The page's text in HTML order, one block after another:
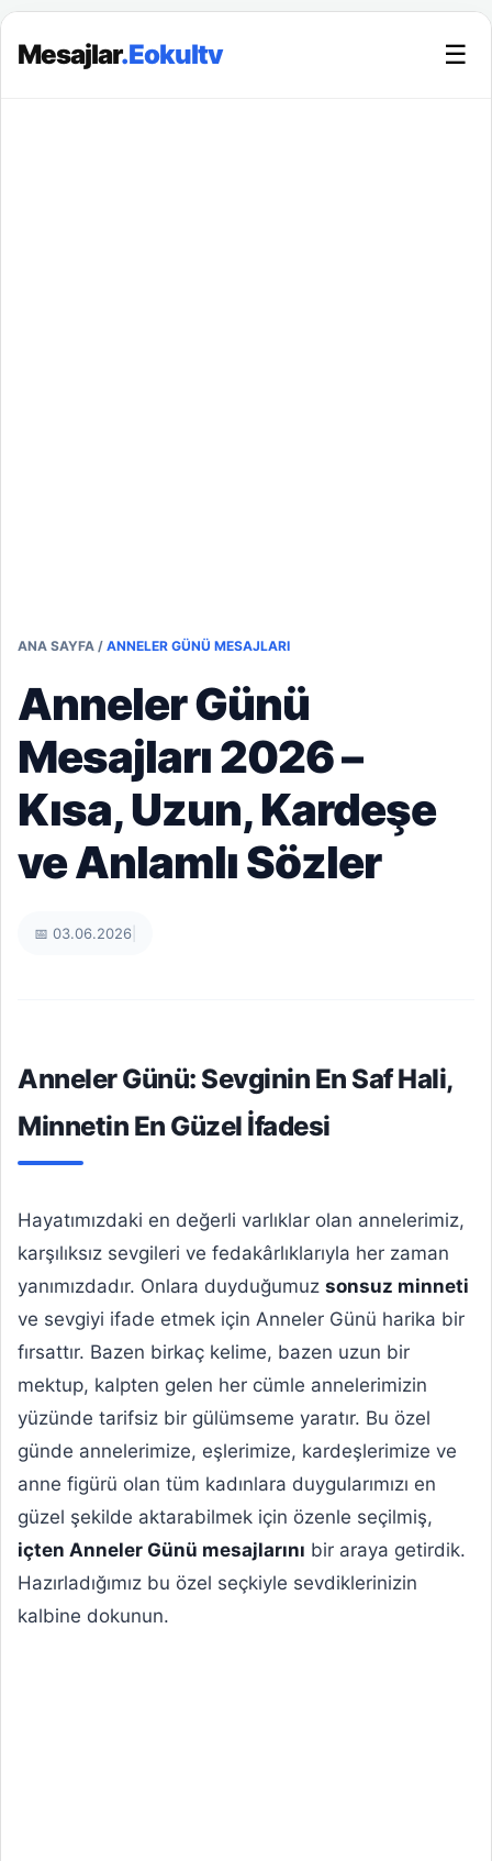
Mesajlar.Eokultv ☰
ANA SAYFA / ANNELER GÜNÜ MESAJLARI
Anneler Günü
Mesajları 2026 –
Kısa, Uzun, Kardeşe
ve Anlamlı Sözler
📅 03.06.2026
Anneler Günü: Sevginin En Saf Hali,
Minnetin En Güzel İfadesi
Hayatımızdaki en değerli varlıklar olan annelerimiz,
karşılıksız sevgileri ve fedakârlıklarıyla her zaman
yanımızdadır. Onlara duyduğumuz sonsuz minneti
ve sevgiyi ifade etmek için Anneler Günü harika bir
fırsattır. Bazen birkaç kelime, bazen uzun bir
mektup, kalpten gelen her cümle annelerimizin
yüzünde tarifsiz bir gülümseme yaratır. Bu özel
günde annelerimize, eşlerimize, kardeşlerimize ve
anne figürü olan tüm kadınlara duygularımızı en
güzel şekilde aktarabilmek için özenle seçilmiş,
içten Anneler Günü mesajlarını bir araya getirdik.
Hazırladığımız bu özel seçkiyle sevdiklerinizin
kalbine dokunun.